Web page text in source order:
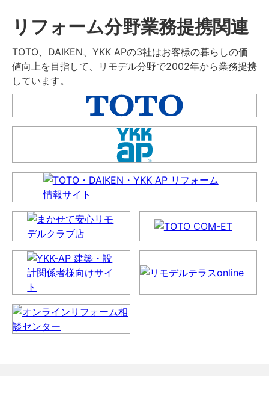
リフォーム分野業務提携関連
TOTO、DAIKEN、YKK APの3社はお客様の暮らしの価
値向上を目指して、リモデル分野で2002年から業務提携
しています。